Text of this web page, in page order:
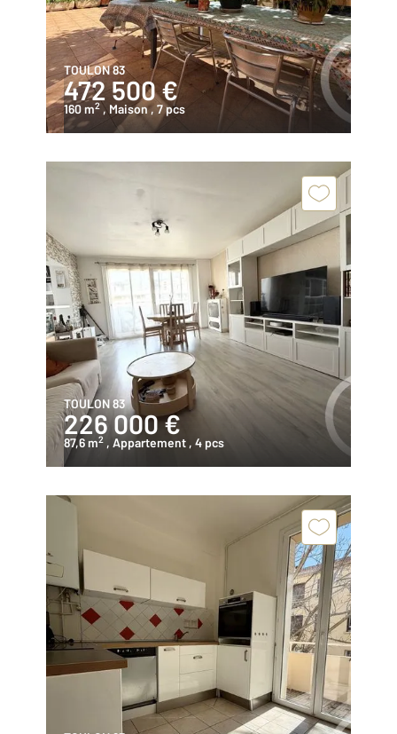
TOULON 83
472 500 €
160 m2 , Maison , 7 pcs
TOULON 83
226 000 €
87,6 m2 , Appartement , 4 pcs